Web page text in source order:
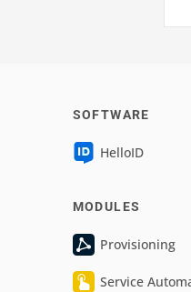
SOFTWARE
HelloID
MODULES
Provisioning
Service